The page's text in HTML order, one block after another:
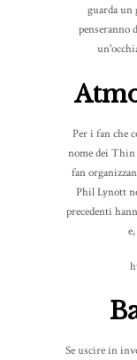
guarda un
penseranno
Per i fan che
nome dei
fan
Phil Lynott
precedenti
Se uscire in